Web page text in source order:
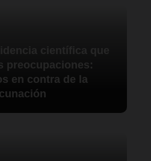
preocupaciones:
en contra de la